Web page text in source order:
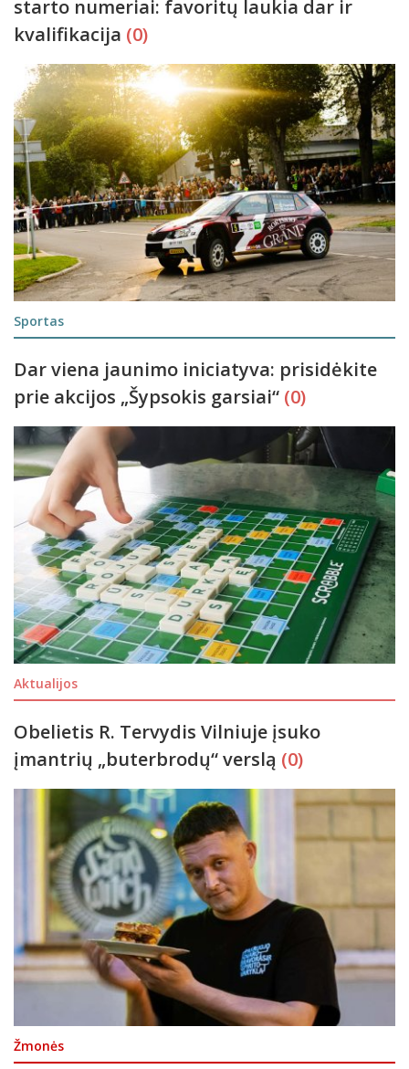
starto numeriai: favoritų laukia dar ir
kvalifikacija (0)
Sportas
Dar viena jaunimo iniciatyva: prisidėkite
prie akcijos „Šypsokis garsiai“ (0)
Aktualijos
Obelietis R. Tervydis Vilniuje įsuko
įmantrių „buterbrodų“ verslą (0)
Žmonės